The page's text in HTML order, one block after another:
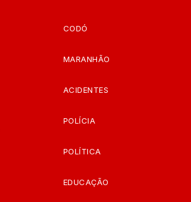
CODÓ
MARANHÃO
ACIDENTES
POLÍCIA
POLÍTICA
EDUCAÇÃO